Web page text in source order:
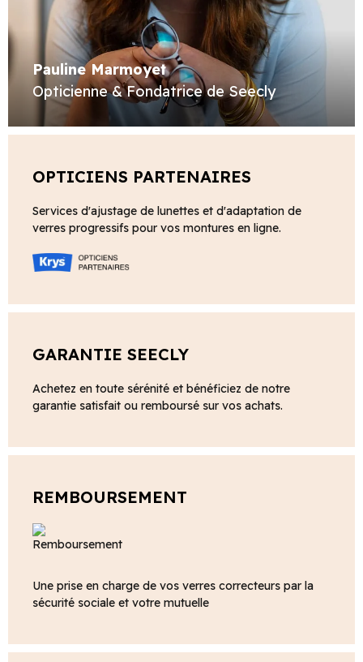
Pauline Marmoyet
Opticienne & Fondatrice de Seecly
OPTICIENS PARTENAIRES
Services d'ajustage de lunettes et d'adaptation de
verres progressifs pour vos montures en ligne.
GARANTIE SEECLY
Achetez en toute sérénité et bénéficiez de notre
garantie satisfait ou remboursé sur vos achats.
REMBOURSEMENT
Une prise en charge de vos verres correcteurs par la
sécurité sociale et votre mutuelle